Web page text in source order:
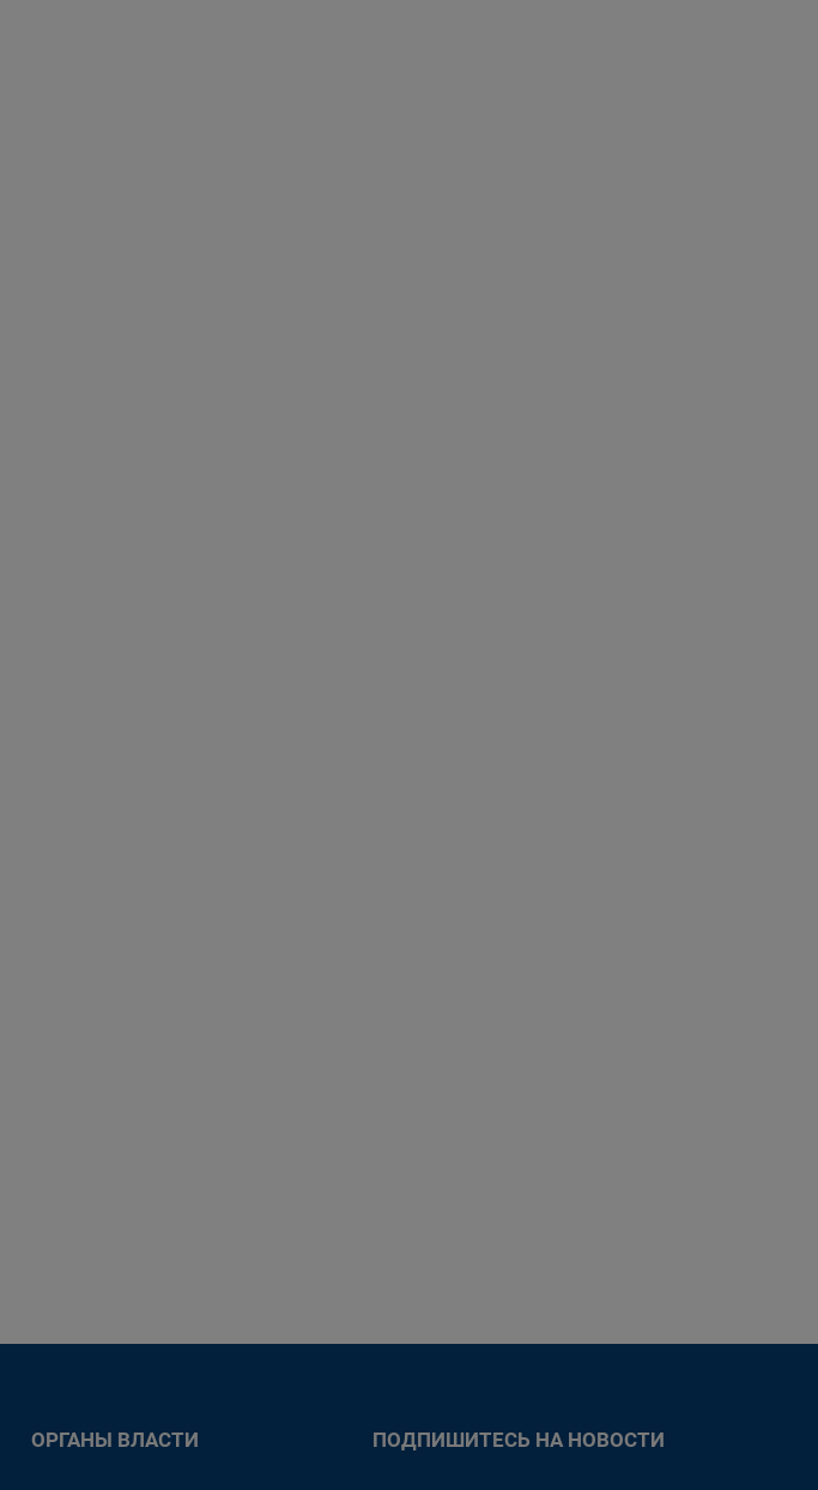
ОРГАНЫ ВЛАСТИ ПОДПИШИТЕСЬ НА НОВОСТИ